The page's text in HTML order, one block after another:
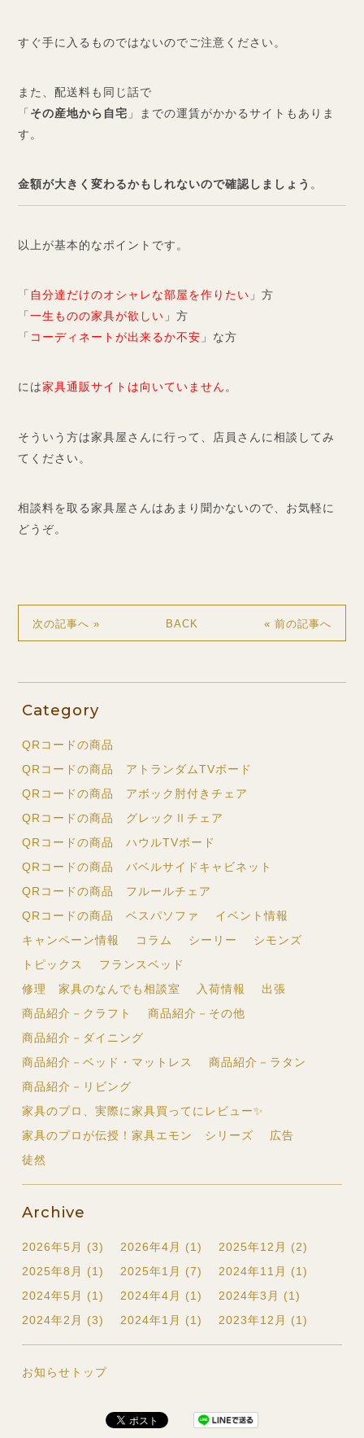
すぐ手に入るものではないのでご注意ください。
また、配送料も同じ話で
「 その産地から自宅 」までの運賃がかかるサイトもありま
す。
金額が大きく変わるかもしれないので確認しましょう 。
以上が基本的なポイントです。
「 自分達だけのオシャレな部屋を作りたい 」方
「一生ものの家具が欲しい 」方
「 コーディネートが出来るか不安 」な方
には家具通販サイトは向いていません。
そういう方は家具屋さんに行って、店員さんに相談してみ
てください。
相談料を取る家具屋さんはあまり聞かないので、お気軽に
どうぞ。
« 前の記事へ
BACK
次の記事へ »
Category
QRコードの商品
QRコードの商品 アトランダムTVボード
QRコードの商品 アボック肘付きチェア
QRコードの商品 グレックⅡチェア
QRコードの商品 ハウルTVボード
QRコードの商品 バベルサイドキャビネット
QRコードの商品 フルールチェア
QRコードの商品 ベスパソファ
イベント情報
キャンペーン情報
コラム シーリー
シモンズ
トピックス
フランスベッド
修理 家具のなんでも相談室
入荷情報
出張
商品紹介－クラフト
商品紹介－その他
商品紹介－ダイニング
商品紹介－ベッド・マットレス
商品紹介－ラタン
商品紹介－リビング
家具のプロ、実際に家具買ってにレビュー✨
家具のプロが伝授！家具エモン シリーズ
広告
徒然
Archive
2026年5月 (3) 2026年4月 (1)
2025年12月 (2)
2025年8月 (1)
2025年1月 (7)
2024年11月 (1)
2024年5月 (1)
2024年4月 (1)
2024年3月 (1)
2024年2月 (3)
2024年1月 (1) 2023年12月 (1)
お知らせトップ